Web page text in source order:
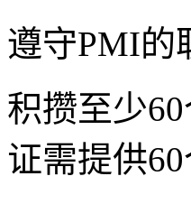
遵守PMI的
积攒至少
证需提供60